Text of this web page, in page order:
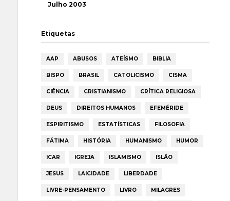
Julho 2003
Etiquetas
AAP ABUSOS ATEÍSMO BIBLIA
BISPO BRASIL CATOLICISMO CISMA
CIÊNCIA CRISTIANISMO CRÍTICA RELIGIOSA
DEUS DIREITOS HUMANOS EFEMÉRIDE
ESPIRITISMO ESTATÍSTICAS FILOSOFIA
FÁTIMA HISTÓRIA HUMANISMO HUMOR
ICAR IGREJA ISLAMISMO ISLÃO
JESUS LAICIDADE LIBERDADE
LIVRE-PENSAMENTO LIVRO MILAGRES